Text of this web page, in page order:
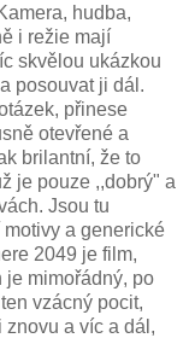
hudba,
i režie mají
skvělou ukázkou
posouvat ji dál.
přinese
otevřené a
brilantní, že to
je pouze ,,dobrý" a
Jsou tu
a generické
2049 je film,
je mimořádný, po
vzácný pocit,
znovu a víc a dál,